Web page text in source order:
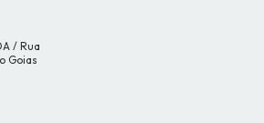
/ Rua
Goias